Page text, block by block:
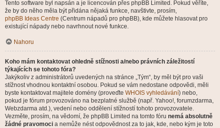
Tento software byl napsán a je licencován přes phpBB Limited. Pokud věříte,
že by do něho měla být přidána nějaká funkce, navštivte, prosím,
phpBB Ideas Centre (Centrum nápadů pro phpBB), kde můžete hlasovat pro
existující nápady nebo navrhnout nové funkce.
Nahoru
Koho mám kontaktovat ohledně stížnosti a/nebo právních záležitostí
týkajících se tohoto fóra?
Jakýkoliv z administrátorů uvedených na stránce „Tým“, by měl být pro vaši
stížnost vhodnou kontaktní osobou. Pokud se vám nedostane odpovědi, měli
byste kontaktovat majitele domény (proveďte WHOIS vyhledávání) nebo,
pokud je fórum provozováno na bezplatné službě (např. Yahoo!, forumzdarma,
Webzdarma atd.), vedení nebo oddělení stížností tohoto provozovatele.
Vezměte, prosím, na vědomí, že phpBB Limited na tomto fóru nemá absolutně
žádné pravomoci a nemůže nést odpovědnost za to jak, kde, nebo kým je toto